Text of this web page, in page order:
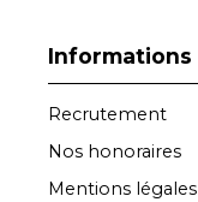
Informations
Recrutement
Nos honoraires
Mentions légales